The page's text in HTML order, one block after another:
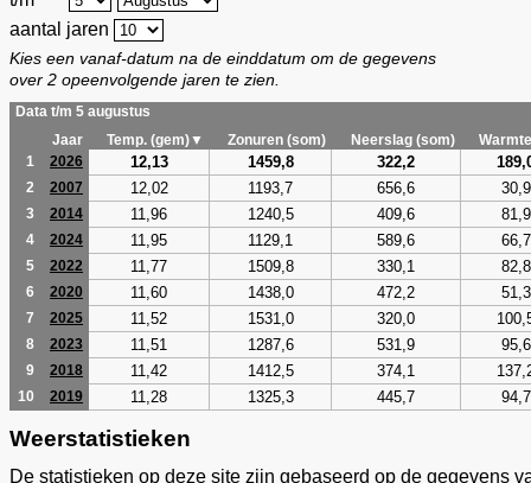
aantal jaren
Kies een vanaf-datum na de einddatum om de gegevens
over 2 opeenvolgende jaren te zien.
Data t/m 5 augustus
Jaar
Temp. (gem)▼ Zonuren (som) Neerslag (som)
1
2026 12,13 1459,8 322,2
2 2007 12,02 1193,7 656,6 30,9
3 2014 11,96 1240,5 409,6 81,9
4 2024 11,95 1129,1 589,6 66,7
5 2022 11,77 1509,8 330,1 82,8
6 2020 11,60 1438,0 472,2 51,3
7 2025 11,52 1531,0 320,0
8 2023 11,51 1287,6 531,9 95,6
9 2018 11,42 1412,5 374,1
10 2019 11,28 1325,3 445,7 94,7
Weerstatistieken
De statistieken op deze site zijn gebaseerd op de gegevens